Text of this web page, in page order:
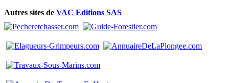
Autres sites de VAC Editions SAS